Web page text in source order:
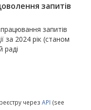
запитів
запитів
за 2024 рік (станом
раді
через API (see